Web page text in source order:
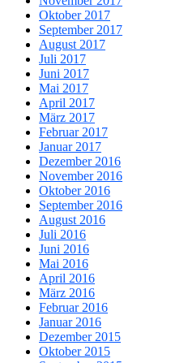
Oktober 2017
September 2017
August 2017
Juli 2017
Juni 2017
Mai 2017
April 2017
März 2017
Februar 2017
Januar 2017
Dezember 2016
November 2016
Oktober 2016
September 2016
August 2016
Juli 2016
Juni 2016
Mai 2016
April 2016
März 2016
Februar 2016
Januar 2016
Dezember 2015
Oktober 2015